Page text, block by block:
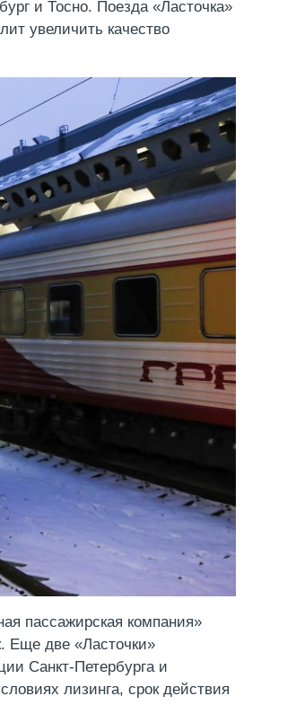
и Тосно. Поезда «Ласточка»
увеличить качество
пассажирская компания»
Еще две «Ласточки»
Санкт-Петербурга и
лизинга, срок действия